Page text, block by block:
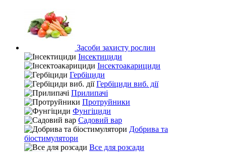
Засоби захисту рослин
Інсектициди
Інсектоакарициди
Гербіциди
Гербіциди виб. дії
Прилипачі
Протруйники
Фунгіциди
Садовий вар
Добрива та
біостимулятори
Все для розсади